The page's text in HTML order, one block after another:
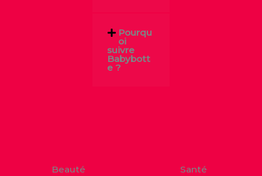
Pourqu
oi
suivre
Babybott
e ?
Beauté Santé